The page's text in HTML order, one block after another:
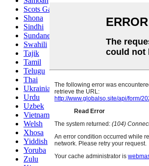
Scots Gaelic
Shona
Sindhi
Sundanese
Swahili
Tajik
Tamil
Telugu
Thai
Ukrainian
Urdu
Uzbek
Vietnamese
Welsh
Xhosa
Yiddish
Yoruba
Zulu